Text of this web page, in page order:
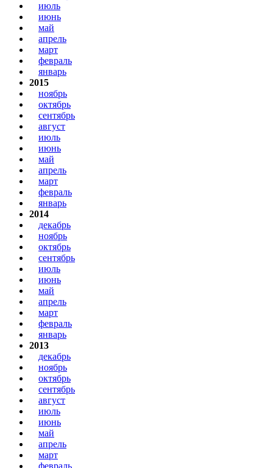
июль
июнь
май
апрель
март
февраль
январь
2015
ноябрь
октябрь
сентябрь
август
июль
июнь
май
апрель
март
февраль
январь
2014
декабрь
ноябрь
октябрь
сентябрь
июль
июнь
май
апрель
март
февраль
январь
2013
декабрь
ноябрь
октябрь
сентябрь
август
июль
июнь
май
апрель
март